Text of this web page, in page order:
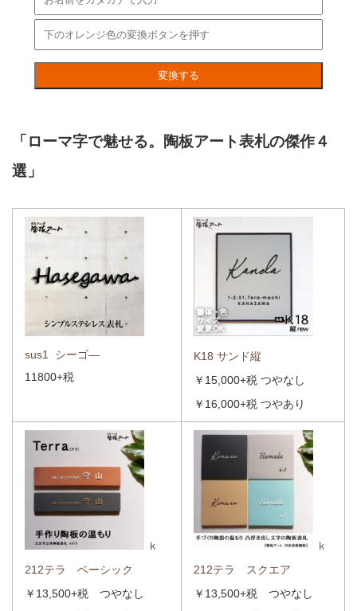
「ローマ字で魅せる。陶板アート表札の傑作４
選」
sus1 シーゴ―
11800+税
K18 サンド縦
￥15,000+税 つやなし
￥16,000+税 つやあり
ｋ
212テラ ベーシック
￥13,500+税 つやなし
ｋ
212テラ スクエア
￥13,500+税 つやなし